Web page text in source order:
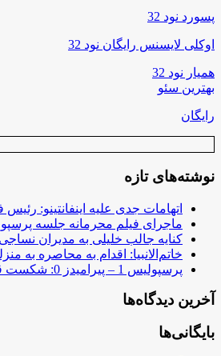
پسورد نود 32
اوکلی لایسنس رایگان نود 32
همیار نود 32
بهترین سئو
رایگان
نوشته‌های تازه
اتهامات جدی علیه اینفانتینو:
ماجرای فیلم محرمانه جلسه
کنایه جالب خلیلی به مدیران نساجی
خاتم‌الانبیا: اقدام به محاصره به
پرسپولیس 1 – پیرامیدز 0: شکست قهرمان آفریقا!
آخرین دیدگاه‌ها
بایگانی‌ها